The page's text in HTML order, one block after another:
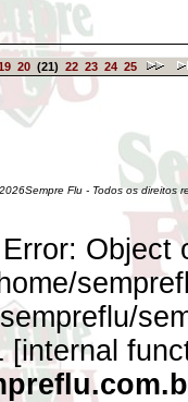
20 (21) 22 23 24 25
Flu - Todos os direitos
Object
[internal